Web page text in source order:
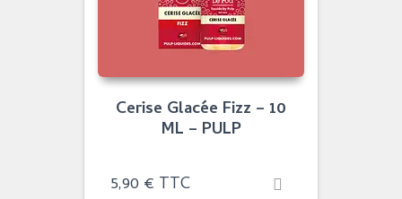
Cerise Glacée Fizz – 10
ML – PULP
5,90 € TTC